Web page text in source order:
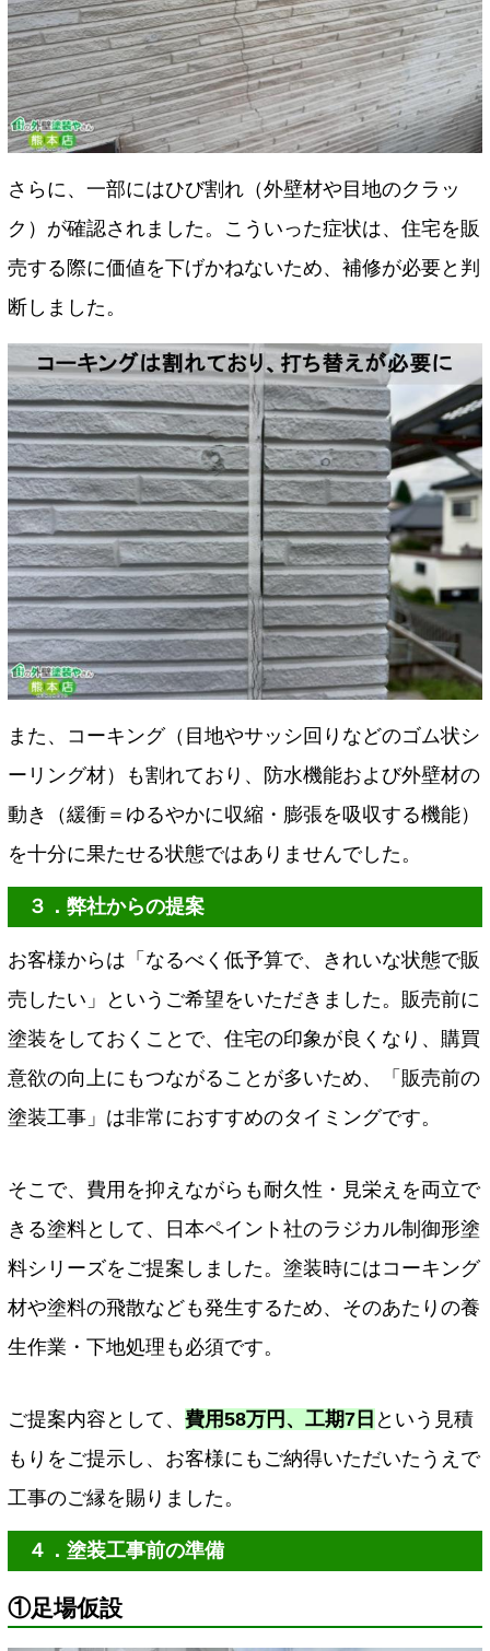
さらに、一部にはひび割れ（外壁材や目地のクラッ
ク）が確認されました。こういった症状は、住宅を販
売する際に価値を下げかねないため、補修が必要と判
断しました。
また、コーキング（目地やサッシ回りなどのゴム状シ
ーリング材）も割れており、防水機能および外壁材の
動き（緩衝＝ゆるやかに収縮・膨張を吸収する機能）
を十分に果たせる状態ではありませんでした。
３．弊社からの提案
お客様からは「なるべく低予算で、きれいな状態で販
売したい」というご希望をいただきました。販売前に
塗装をしておくことで、住宅の印象が良くなり、購買
意欲の向上にもつながることが多いため、「販売前の
塗装工事」は非常におすすめのタイミングです。
そこで、費用を抑えながらも耐久性・見栄えを両立で
きる塗料として、日本ペイント社のラジカル制御形塗
料シリーズをご提案しました。塗装時にはコーキング
材や塗料の飛散なども発生するため、そのあたりの養
生作業・下地処理も必須です。
ご提案内容として、 費用58万円、工期7日 という見積
もりをご提示し、お客様にもご納得いただいたうえで
工事のご縁を賜りました。
４．塗装工事前の準備
①足場仮設